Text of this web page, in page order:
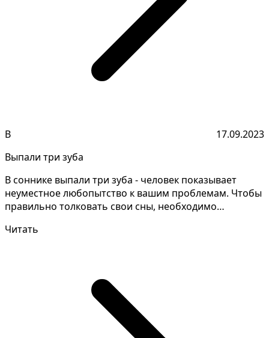
В
17.09.2023
Выпали три зуба
В соннике выпали три зуба - человек показывает
неуместное любопытство к вашим проблемам. Чтобы
правильно толковать свои сны, необходимо
Читать